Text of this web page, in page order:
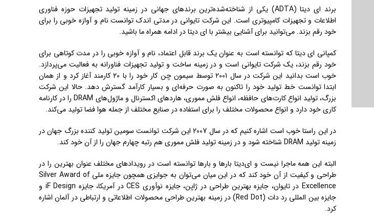
برند ای دیتا (ADTA) یکی از شناخته‌شده‌ترین برندهای جهانی در زمینه تولید تجهیزات حوزه فناوری
اطلاعات و تجهیزات کامپیوتری است. این شرکت تایوانی در مدتی اندک توانست نام و آوازه خوبی را برای
خود رقم بزند. می‌توانید برای آشنایی بیشتر با ای دیتا در ادامه همراه ما باشید.
کمپانی ای دیتا که توانسته است به عنوان یک برند قابل اعتماد، نام و آوازه خوبی را در مدت کوتاهی برای
خود رقم بزند، یک شرکت تایوانی است و در زمینه ساخت و تولید تجهیزات فناورانه به فعالیت می‌پردازد.
خوب است بدانید این شرکت در سال 2001 توسط سیمون چن کار خود را با 20 کارمند آغاز کرد و از همان
ابتدا توانست خط تولید خود را تاکنون به صورت حرفه‌ای و بسیار کارآمد گسترش دهد. حالا این شرکت
بزرگ، تولید انواع کارت‌های حافظه، انواع فلش مموری، هاردهای اکسترنال و ماژول‌های DRAM را در کارنامه
کاری خود دارد و انواع محصولات مختلف را برای استفاده در صنایع مختلف از جمله هوا فضا تولید می‌کند.
در این راستا خوب است اشاره کنیم که در سال 2007 این شرکت توانست سومین تولید کننده بزرگ جهان در
زمینه تولید DRAM شناخته شود و در زمینه تولید فلش مموری هم رتبه چهارم جهان را از آن خود کند.
البته این همه ماجرا نیست و ای‌دیتا بارها و بارها توانسته است در رویدادهای مختلف عنوان بهترین را در
طراحی و کیفیت از آن خود کند که در این میان می‌توان به جوایزی همچون جایزه ملی Silver Award of
Excellence در تایوان، جایزه بهترین طراحی در ژاپن، جایزه نوآوری CES در آمریکا، جایزه iF Design و
جایزه بین المللی رد دات (Red Dot) در زمینه بهترین طراحی محصولات اطلاعاتی و ارتباطی در آلمان اشاره
کرد.